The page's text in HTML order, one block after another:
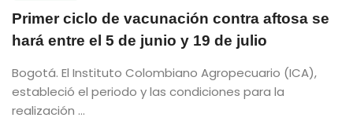
Primer ciclo de vacunación contra aftosa se
hará entre el 5 de junio y 19 de julio
Bogotá. El Instituto Colombiano Agropecuario (ICA),
estableció el periodo y las condiciones para la
realización ...